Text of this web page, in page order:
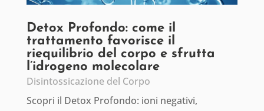
Detox Profondo: come il
trattamento favorisce il
riequilibrio del corpo e sfrutta
l’idrogeno molecolare
Disintossicazione del Corpo
Scopri il Detox Profondo: ioni negativi,